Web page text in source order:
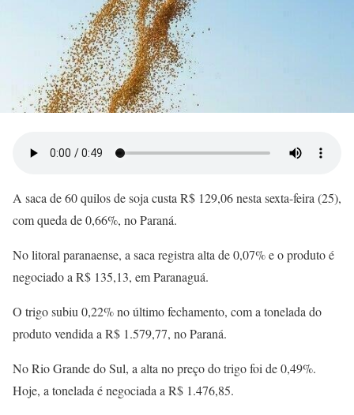
A saca de 60 quilos de soja custa R$ 129,06 nesta sexta-feira (25),
com queda de 0,66%, no Paraná.
No litoral paranaense, a saca registra alta de 0,07% e o produto é
negociado a R$ 135,13, em Paranaguá.
O trigo subiu 0,22% no último fechamento, com a tonelada do
produto vendida a R$ 1.579,77, no Paraná.
No Rio Grande do Sul, a alta no preço do trigo foi de 0,49%.
Hoje, a tonelada é negociada a R$ 1.476,85.